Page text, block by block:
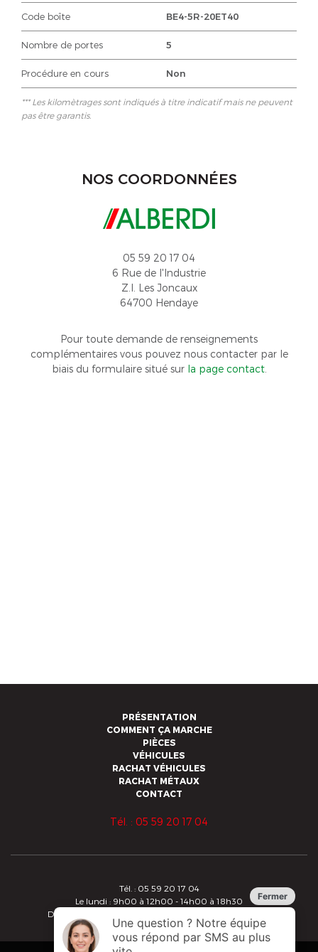
Code boîte BE4-5R-20ET40
Nombre de portes 5
Procédure en cours Non
*** Les kilomètrages sont indiqués à titre indicatif mais ne peuvent
pas être garantis.
NOS COORDONNÉES
05 59 20 17 04
6 Rue de l'Industrie
Z.I. Les Joncaux
64700 Hendaye
Pour toute demande de renseignements
complémentaires vous pouvez nous contacter par le
biais du formulaire situé sur la page contact.
PRÉSENTATION
COMMENT ÇA MARCHE
PIÈCES
VÉHICULES
RACHAT VÉHICULES
RACHAT MÉTAUX
CONTACT
Tél. : 05 59 20 17 04
Tél. : 05 59 20 17 04
Le lundi : 9h00 à 12h00 - 14h00 à 18h30
Du mardi au vendredi : 8h30 à 12h00 - 14h00 à 18h30
Copyright 2019 - Alberdi - Tous droits réservés